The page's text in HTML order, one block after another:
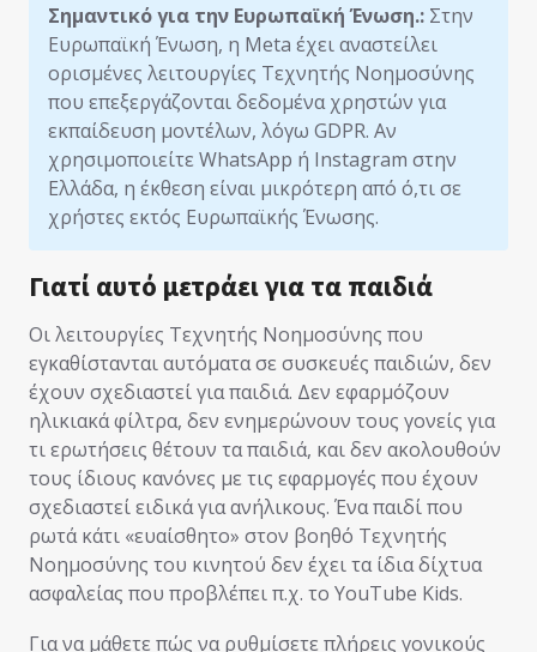
Σημαντικό για την Ευρωπαϊκή Ένωση.: Στην
Ευρωπαϊκή Ένωση, η Meta έχει αναστείλει
ορισμένες λειτουργίες Τεχνητής Νοημοσύνης
που επεξεργάζονται δεδομένα χρηστών για
εκπαίδευση μοντέλων, λόγω GDPR. Αν
χρησιμοποιείτε WhatsApp ή Instagram στην
Ελλάδα, η έκθεση είναι μικρότερη από ό,τι σε
χρήστες εκτός Ευρωπαϊκής Ένωσης.
Γιατί αυτό μετράει για τα παιδιά
Οι λειτουργίες Τεχνητής Νοημοσύνης που
εγκαθίστανται αυτόματα σε συσκευές παιδιών, δεν
έχουν σχεδιαστεί για παιδιά. Δεν εφαρμόζουν
ηλικιακά φίλτρα, δεν ενημερώνουν τους γονείς για
τι ερωτήσεις θέτουν τα παιδιά, και δεν ακολουθούν
τους ίδιους κανόνες με τις εφαρμογές που έχουν
σχεδιαστεί ειδικά για ανήλικους. Ένα παιδί που
ρωτά κάτι «ευαίσθητο» στον βοηθό Τεχνητής
Νοημοσύνης του κινητού δεν έχει τα ίδια δίχτυα
ασφαλείας που προβλέπει π.χ. το YouTube Kids.
Για να μάθετε πώς να ρυθμίσετε πλήρεις γονικούς